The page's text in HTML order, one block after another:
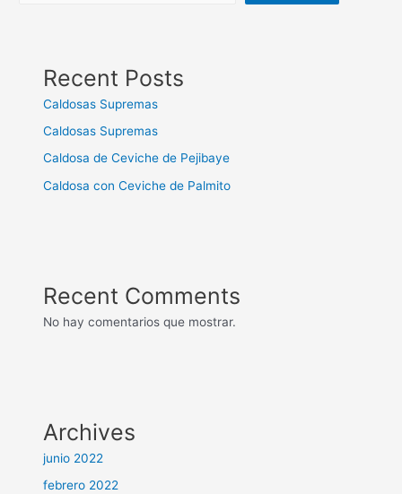
Recent Posts
Caldosas Supremas
Caldosas Supremas
Caldosa de Ceviche de Pejibaye
Caldosa con Ceviche de Palmito
Recent Comments
No hay comentarios que mostrar.
Archives
junio 2022
febrero 2022